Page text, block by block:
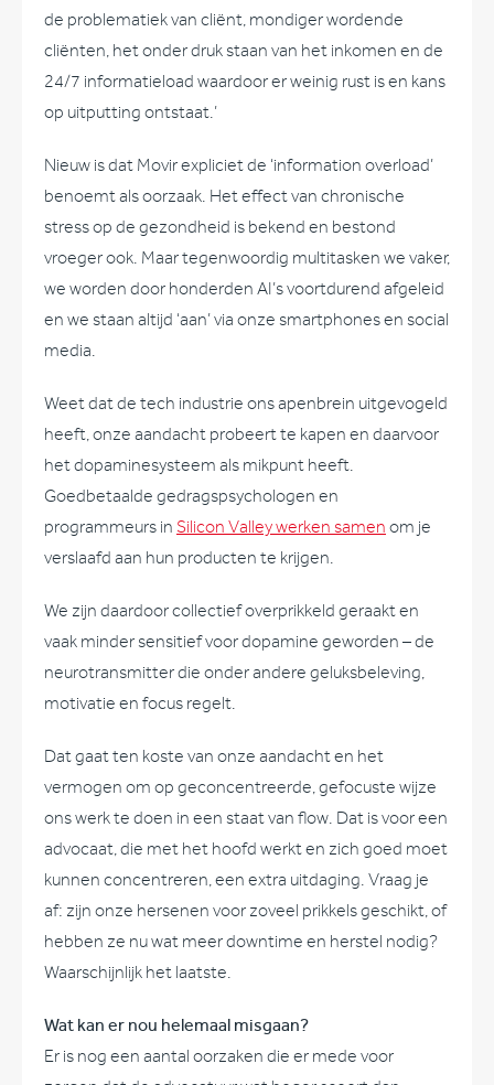
de problematiek van cliënt, mondiger wordende
cliënten, het onder druk staan van het inkomen en de
24/7 informatieload waardoor er weinig rust is en kans
op uitputting ontstaat.’
Nieuw is dat Movir expliciet de ‘information overload’
benoemt als oorzaak. Het effect van chronische
stress op de gezondheid is bekend en bestond
vroeger ook. Maar tegenwoordig multitasken we vaker,
we worden door honderden AI’s voortdurend afgeleid
en we staan altijd ‘aan’ via onze smartphones en social
media.
Weet dat de tech industrie ons apenbrein uitgevogeld
heeft, onze aandacht probeert te kapen en daarvoor
het dopaminesysteem als mikpunt heeft.
Goedbetaalde gedragspsychologen en
programmeurs in Silicon Valley werken samen om je
verslaafd aan hun producten te krijgen.
We zijn daardoor collectief overprikkeld geraakt en
vaak minder sensitief voor dopamine geworden – de
neurotransmitter die onder andere geluksbeleving,
motivatie en focus regelt.
Dat gaat ten koste van onze aandacht en het
vermogen om op geconcentreerde, gefocuste wijze
ons werk te doen in een staat van flow. Dat is voor een
advocaat, die met het hoofd werkt en zich goed moet
kunnen concentreren, een extra uitdaging. Vraag je
af: zijn onze hersenen voor zoveel prikkels geschikt, of
hebben ze nu wat meer downtime en herstel nodig?
Waarschijnlijk het laatste.
Wat kan er nou helemaal misgaan?
Er is nog een aantal oorzaken die er mede voor